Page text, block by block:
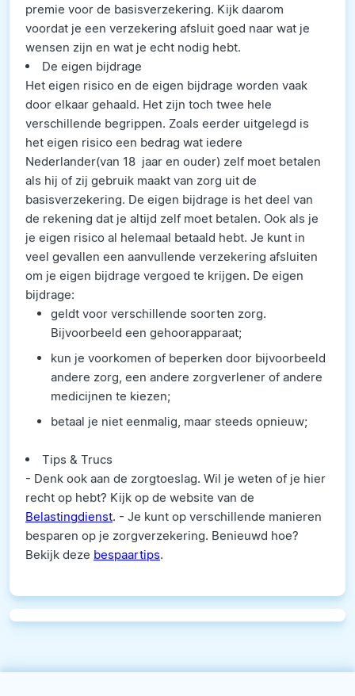
premie voor de basisverzekering. Kijk daarom
voordat je een verzekering afsluit goed naar wat je
wensen zijn en wat je echt nodig hebt.
De eigen bijdrage
Het eigen risico en de eigen bijdrage worden vaak
door elkaar gehaald. Het zijn toch twee hele
verschillende begrippen. Zoals eerder uitgelegd is
het eigen risico een bedrag wat iedere
Nederlander(van 18 jaar en ouder) zelf moet betalen
als hij of zij gebruik maakt van zorg uit de
basisverzekering. De eigen bijdrage is het deel van
de rekening dat je altijd zelf moet betalen. Ook als je
je eigen risico al helemaal betaald hebt. Je kunt in
veel gevallen een aanvullende verzekering afsluiten
om je eigen bijdrage vergoed te krijgen. De eigen
bijdrage:
geldt voor verschillende soorten zorg.
Bijvoorbeeld een gehoorapparaat;
kun je voorkomen of beperken door bijvoorbeeld
andere zorg, een andere zorgverlener of andere
medicijnen te kiezen;
betaal je niet eenmalig, maar steeds opnieuw;
Tips & Trucs
- Denk ook aan de zorgtoeslag. Wil je weten of je hier
recht op hebt? Kijk op de website van de
Belastingdienst. - Je kunt op verschillende manieren
besparen op je zorgverzekering. Benieuwd hoe?
Bekijk deze bespaartips.